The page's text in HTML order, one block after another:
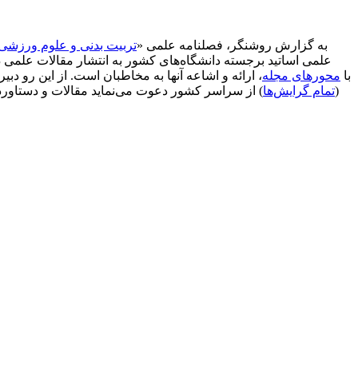
به گزارش روشنگر، فصلنامه علمی «تربیت بدنی و علوم
علمی اساتید برجسته دانشگاه‌های کشور به انتشار مقالات
با محورهای مجله، ارائه و اشاعه آنها به مخاطبان است. از این
(تمام گرایش‌ها) از سراسر کشور دعوت می‌نماید مقالات و